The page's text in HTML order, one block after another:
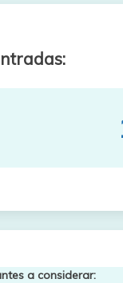
a considerar: